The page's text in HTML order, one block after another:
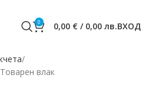
0 0,00 € / 0,00 лв.ВХОД
влак